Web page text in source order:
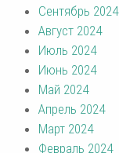
Сентябрь 2024
Август 2024
Июль 2024
Июнь 2024
Май 2024
Апрель 2024
Март 2024
Февраль 2024